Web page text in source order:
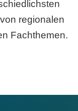
regionalen
Fachthemen.